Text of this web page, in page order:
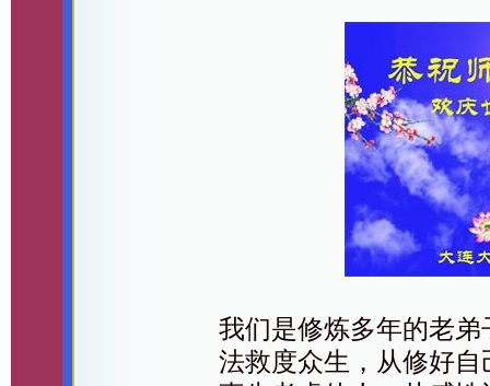
我们是修炼多年的老
法救度众生，从修好